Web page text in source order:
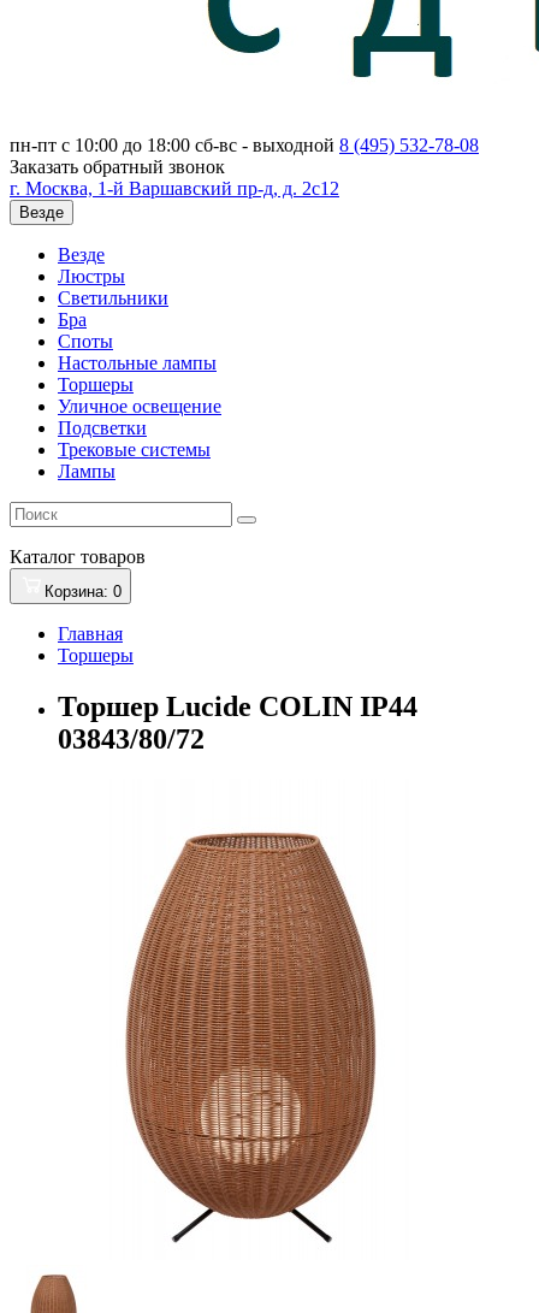
пн-пт с 10:00 до 18:00 сб-вс - выходной 8 (495) 532-78-08
Заказать обратный звонок
г. Москва, 1-й Варшавский пр-д, д. 2с12
Везде
Везде
Люстры
Светильники
Бра
Споты
Настольные лампы
Торшеры
Уличное освещение
Подсветки
Трековые системы
Лампы
Каталог товаров
Корзина: 0
Главная
Торшеры
Торшер Lucide COLIN IP44
03843/80/72